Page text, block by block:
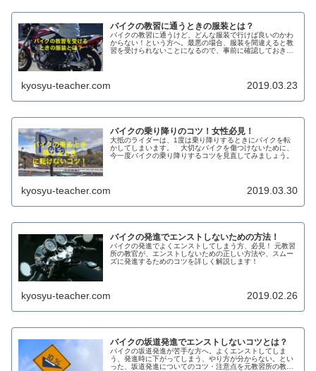
バイクの教習に通うときの服装とは？
バイクの教習に通うけど、どんな服装で行けば良いのかわ
からない！という方へ。最悪の場合、服装を間違えると教
習を受けられないことになるので、事前に確認しておきま
kyosyu-teacher.com 2019.03.23
バイクの乗り降りのコツ！女性必見！
大抵のライダーは、1度は乗り降りするときにバイクを転
かしてしまいます。 大切なバイクを傷つけないために、
今一度バイクの乗り降りするコツを見直してみましょう。
kyosyu-teacher.com 2019.03.30
バイクの発進でエンストしないための方法！
バイクの発進でよくエンストしてしまう方、必見！ 元教習
所の教官が、エンストしないための正しい方法や、スムー
ズに発進するためのコツを詳しく解説します！
kyosyu-teacher.com 2019.02.26
バイクの坂道発進でエンストしないコツとは？
バイクの坂道発進が苦手な方へ。よくエンストしてしま
う、発進時に下がってしまう、やり方が分からない。とい
った、坂道発進についてのコツ・注意点を元教習所の教官